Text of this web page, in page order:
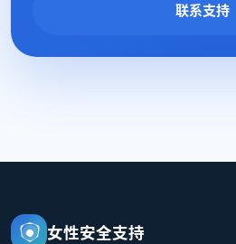
联系支持
女性安全支持